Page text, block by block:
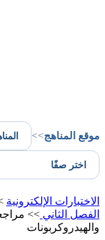
موقع المناهج>>
الاختبارات الإلكترونية
الفصل الثاني >>
والهيدروكربونات